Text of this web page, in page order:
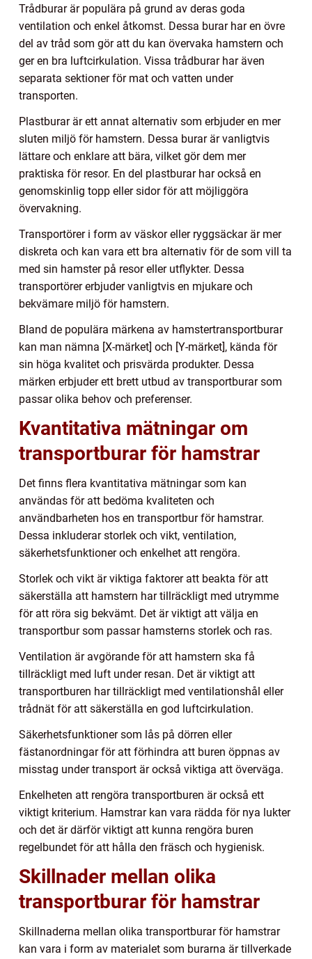
Trådburar är populära på grund av deras goda
ventilation och enkel åtkomst. Dessa burar har en övre
del av tråd som gör att du kan övervaka hamstern och
ger en bra luftcirkulation. Vissa trådburar har även
separata sektioner för mat och vatten under
transporten.
Plastburar är ett annat alternativ som erbjuder en mer
sluten miljö för hamstern. Dessa burar är vanligtvis
lättare och enklare att bära, vilket gör dem mer
praktiska för resor. En del plastburar har också en
genomskinlig topp eller sidor för att möjliggöra
övervakning.
Transportörer i form av väskor eller ryggsäckar är mer
diskreta och kan vara ett bra alternativ för de som vill ta
med sin hamster på resor eller utflykter. Dessa
transportörer erbjuder vanligtvis en mjukare och
bekvämare miljö för hamstern.
Bland de populära märkena av hamstertransportburar
kan man nämna [X-märket] och [Y-märket], kända för
sin höga kvalitet och prisvärda produkter. Dessa
märken erbjuder ett brett utbud av transportburar som
passar olika behov och preferenser.
Kvantitativa mätningar om
transportburar för hamstrar
Det finns flera kvantitativa mätningar som kan
användas för att bedöma kvaliteten och
användbarheten hos en transportbur för hamstrar.
Dessa inkluderar storlek och vikt, ventilation,
säkerhetsfunktioner och enkelhet att rengöra.
Storlek och vikt är viktiga faktorer att beakta för att
säkerställa att hamstern har tillräckligt med utrymme
för att röra sig bekvämt. Det är viktigt att välja en
transportbur som passar hamsterns storlek och ras.
Ventilation är avgörande för att hamstern ska få
tillräckligt med luft under resan. Det är viktigt att
transportburen har tillräckligt med ventilationshål eller
trådnät för att säkerställa en god luftcirkulation.
Säkerhetsfunktioner som lås på dörren eller
fästanordningar för att förhindra att buren öppnas av
misstag under transport är också viktiga att överväga.
Enkelheten att rengöra transportburen är också ett
viktigt kriterium. Hamstrar kan vara rädda för nya lukter
och det är därför viktigt att kunna rengöra buren
regelbundet för att hålla den fräsch och hygienisk.
Skillnader mellan olika
transportburar för hamstrar
Skillnaderna mellan olika transportburar för hamstrar
kan vara i form av materialet som burarna är tillverkade